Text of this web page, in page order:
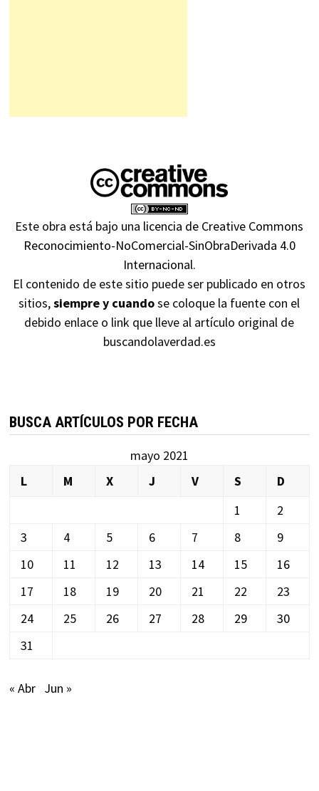
Este obra está bajo una licencia de Creative Commons
Reconocimiento-NoComercial-SinObraDerivada 4.0
Internacional.
El contenido de este sitio puede ser publicado en otros
sitios,siempre y cuandose coloque la fuente con el
debido enlace o link que lleve al artículo original de
buscandolaverdad.es
BUSCA ARTÍCULOS POR FECHA
mayo 2021
L
M X J V S
D
1
2
3
4 5 6 7 8
9
10
11 12 13 14 15
16
17
18 19 20 21 22
23
24
25 26 27 28 29
30
31
« Abr Jun »